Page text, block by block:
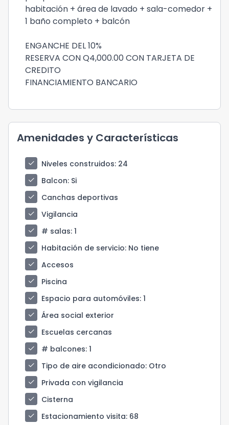
habitación + área de lavado + sala-comedor +
1 baño completo + balcón
ENGANCHE DEL 10%
RESERVA CON Q4,000.00 CON TARJETA DE
CREDITO
FINANCIAMIENTO BANCARIO
Amenidades y Características
check Niveles construidos: 24
check
Balcon: Si
check
Canchas deportivas
check
Vigilancia
check
# salas: 1
check
Habitación de servicio: No tiene
check
Accesos
check
Piscina
check
Espacio para automóviles: 1
check
Área social exterior
check
Escuelas cercanas
check
# balcones: 1
check
Tipo de aire acondicionado: Otro
check
Privada con vigilancia
check
Cisterna
check
Estacionamiento visita: 68